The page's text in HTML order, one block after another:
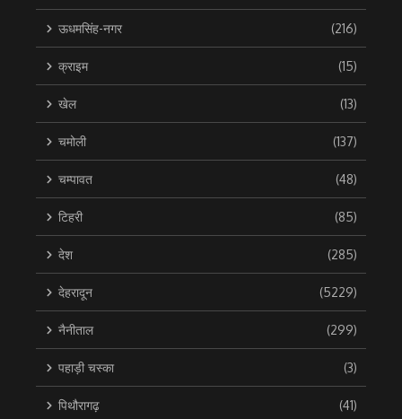
ऊधमसिंह-नगर (216)
क्राइम (15)
खेल (13)
चमोली (137)
चम्पावत (48)
टिहरी (85)
देश (285)
देहरादून (5229)
नैनीताल (299)
पहाड़ी चस्का (3)
पिथौरागढ़ (41)